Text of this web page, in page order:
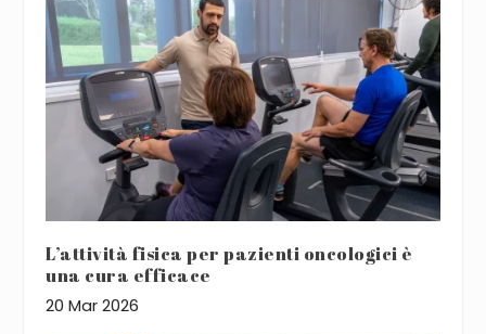
L’attività fisica per pazienti oncologici è
una cura efficace
20 Mar 2026